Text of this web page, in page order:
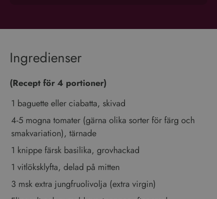
(Recept för 4 portioner)
1 baguette eller ciabatta, skivad
4-5 mogna tomater (gärna olika sorter för färg och
smakvariation), tärnade
1 knippe färsk basilika, grovhackad
1 vitlöksklyfta, delad på mitten
3 msk extra jungfruolivolja (extra virgin)
Flingsalt och nymald svartpeppar efter smak